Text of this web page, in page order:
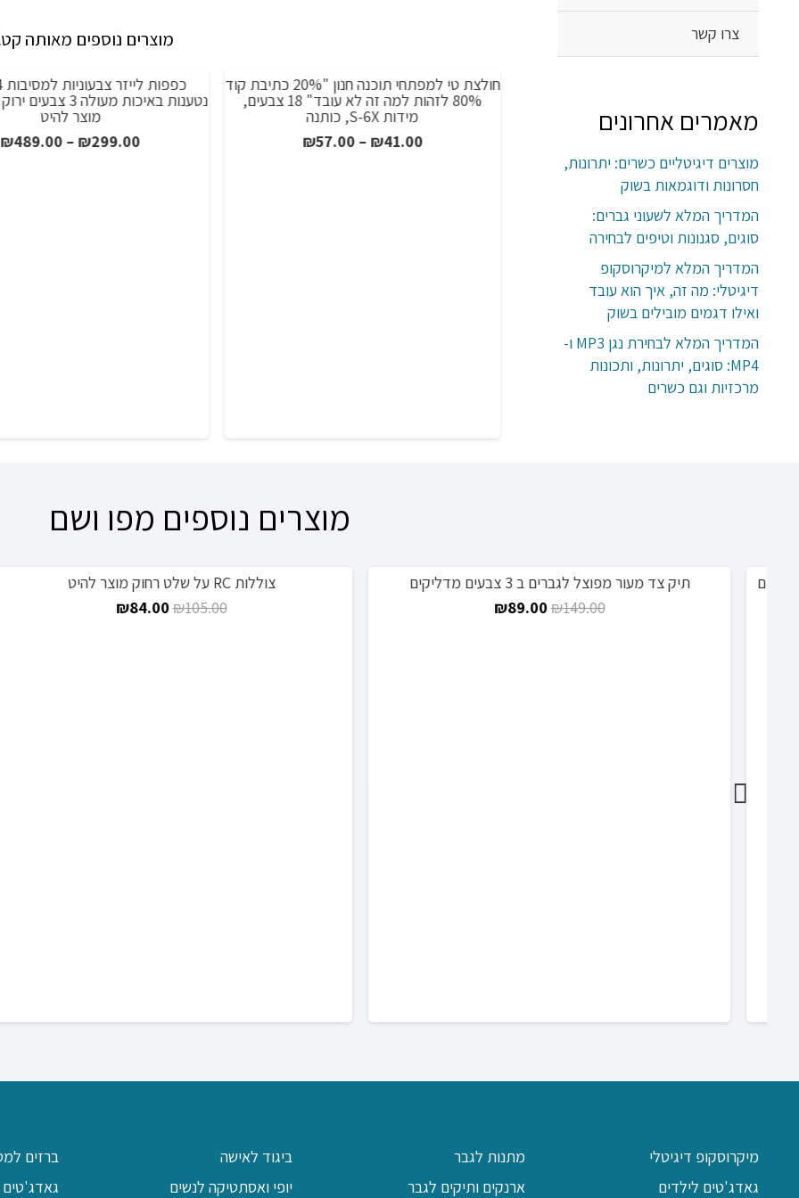
מוצרים נוספים מאותה
צבעים על שלט
מחירים:
⁦₪167.00⁩
מבצע! חולצת טי למפתחי תוכנה חנון "20% כתיבת קוד
80% לזהות למה זה לא עובד" 18 צבעים,
מידות S-6X, כותנה
₪41.00
–
₪57.00
טווח
מבצע!
נטענות באיכות מעולה
מוצר להיט
₪299.00
–
₪489.00
צרו קשר
מאמרים אחרונים
מוצרים דיגיטליים כשרים: יתרונות,
חסרונות ודוגמאות בשוק
המדריך המלא לשעוני גברים:
סוגים, סגנונות וטיפים לבחירה
המדריך המלא למיקרוסקופ
דיגיטלי: מה זה, איך הוא עובד
ואילו דגמים מובילים בשוק
המדריך המלא לבחירת נגן MP3 ו-
MP4: סוגים, יתרונות, ותכונות
מרכזיות וגם כשרים
מוצרים נוספים מפו ושם
תיק צד מעור מפוצל לגברים ב 3 צבעים מדליקים
₪149.00
המחיר₪89.00
המחיר
צוללות RC על שלט רחוק מוצר להיט
₪105.00
המחיר₪84.00
המחיר
מיקרוסקופ דיגיטלי
גאדג'טים לילדים
מתנות לגבר
ארנקים ותיקים לגבר
ביגוד לאישה
יופי ואסתטיקה לנשים
ברזים